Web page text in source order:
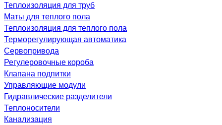
Теплоизоляция для труб
Маты для теплого пола
Теплоизоляция для теплого пола
Терморегулирующая автоматика
Сервопривода
Регулеровочные короба
Клапана подпитки
Управляющие модули
Гидравлические разделители
Теплоносители
Канализация